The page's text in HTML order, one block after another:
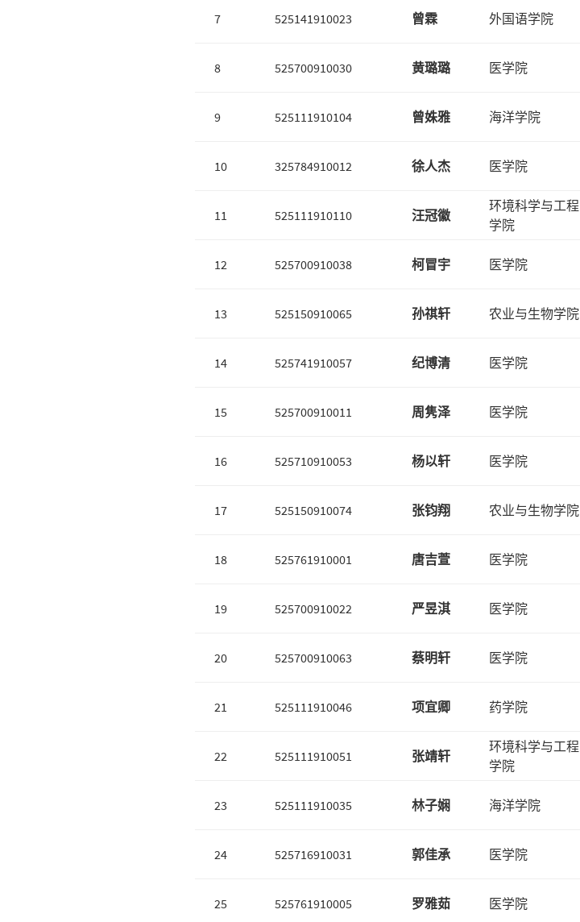
7 525141910023 曾霖 外国语学院
8 525700910030 黄璐璐 医学院
9 525111910104 曾姝雅 海洋学院
10 325784910012 徐人杰 医学院
11 525111910110 汪冠徽
环境科学与工程
学院
12 525700910038 柯冒宇 医学院
13 525150910065 孙祺轩 农业与生物学院
14 525741910057 纪博清 医学院
15 525700910011 周隽泽 医学院
16 525710910053 杨以轩 医学院
17 525150910074 张钧翔 农业与生物学院
18 525761910001 唐吉萱 医学院
19 525700910022 严昱淇 医学院
20 525700910063 蔡明轩 医学院
21 525111910046 项宜卿 药学院
22 525111910051 张靖轩
环境科学与工程
学院
23 525111910035 林子娴 海洋学院
24 525716910031 郭佳承 医学院
25 525761910005 罗雅茹 医学院